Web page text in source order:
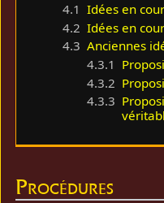
4.1 Idées en
4.2 Idées en
4.3 Anciennes
4.3.1
4.3.2
4.3.3
Procédures